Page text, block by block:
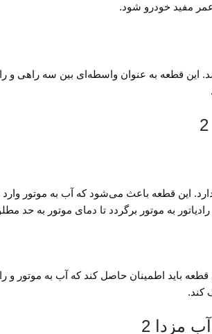
مفید خودرو شود.
2 نیز یکی از اجزای مهم در سیستم خنک‌کنندگی ماشین مزدا 2 می‌باشد.
دیگر را دارد. این قطعه باعث می‌شود که آب به
و به موتور را دارد. این قطعه باید اطمینان حاصل کند